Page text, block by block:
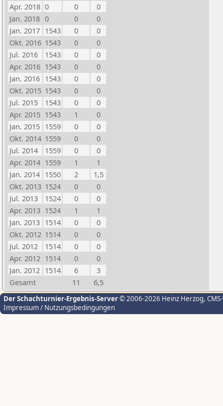
Apr. 2018 0 0
0
Jan. 2018 0 0
0
Jan. 2017 1543 0
0
Okt. 2016 1543 0
0
Jul. 2016
1543 0
0
Apr. 2016 1543 0
0
Jan. 2016 1543 0
0
Okt. 2015 1543 0
0
Jul. 2015
1543 0
0
Apr. 2015 1543 1
0
Jan. 2015 1559 0
0
Okt. 2014 1559 0
0
Jul. 2014
1559 0
0
Apr. 2014 1559 1
1
Jan. 2014 1550 2
1,5
Okt. 2013 1524 0
0
Jul. 2013
1524 0
0
Apr. 2013 1524 1
1
Jan. 2013 1514 0
0
Okt. 2012 1514 0
0
Jul. 2012
1514 0
0
Apr. 2012 1514 0
0
Jan. 2012 1514 6
3
Gesamt
11 6,5
Der Schachturnier-Ergebnis-Server© 2006-2026 Heinz Herzog,
Impressum / Nutzungsbedingungen